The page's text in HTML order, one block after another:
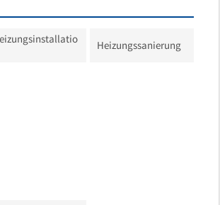
Heizungssanierung